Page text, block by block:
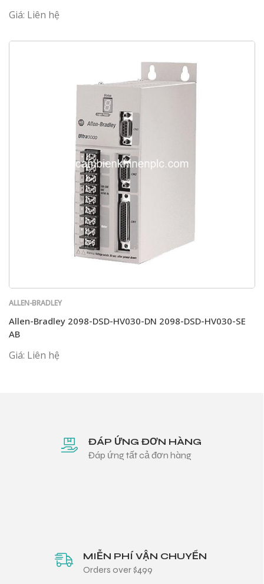
Giá: Liên hệ
ALLEN-BRADLEY
Allen-Bradley 2098-DSD-HV030-DN 2098-DSD-HV030-SE
AB
Giá: Liên hệ
ĐÁP ỨNG ĐƠN HÀNG
Đáp ứng tất cả đơn hàng
MIỄN PHÍ VẬN CHUYỂN
Orders over $499